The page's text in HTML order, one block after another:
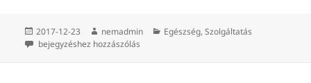
Közzétéve
2017-12-23 Szerző
nemadmin Kategória
Egészség,Szolgáltatás
Fogászati röntgen alkalmazása
bejegyzéshez hozzászólás